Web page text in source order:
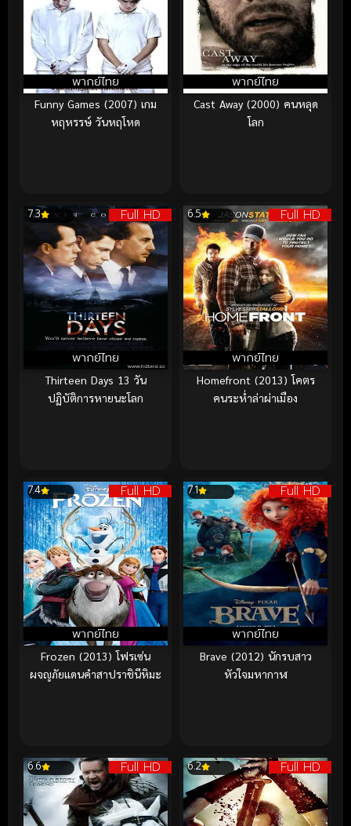
พากย์ไทย
Funny Games (2007) เกม
หฤหรรษ์ วันหฤโหด
พากย์ไทย
Cast Away (2000) คนหลุด
โลก
Full HD
พากย์ไทย
7.3
Thirteen Days 13 วัน
ปฏิบัติการหายนะโลก
Full HD
พากย์ไทย
6.5
Homefront (2013) โคตร
คนระห่ำล่าผ่าเมือง
Full HD
พากย์ไทย
7.4
Frozen (2013) โฟรเซ่น
ผจญภัยแดนคำสาปราชินีหิมะ
Full HD
พากย์ไทย
7.1
Brave (2012) นักรบสาว
หัวใจมหากาฬ
Full HD
6.6 Full HD
6.2